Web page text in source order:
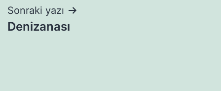
Sonraki yazı
Denizanası